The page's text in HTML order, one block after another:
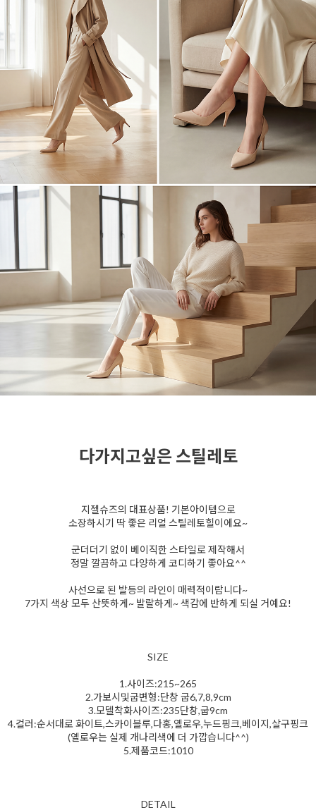
다가지고싶은 스틸레토
지젤슈즈의 대표상품! 기본아이템으로
소장하시기 딱 좋은 리얼 스틸레토힐이에요~
군더더기 없이 베이직한 스타일로 제작해서
정말 깔끔하고 다양하게 코디하기 좋아요^^
사선으로 된 발등의 라인이 매력적이랍니다~
7가지 색상 모두 산뜻하게~ 발랄하게~ 색감에 반하게 되실 거예요!
SIZE
1.사이즈:215~265
2.가보시및굽변형:단창 굽6,7,8,9cm
3.모델착화사이즈:235단창,굽9cm
4.컬러:순서대로 화이트,스카이블루,다홍,옐로우,누드핑크,베이지,살구핑크
(옐로우는 실제 개나리색에 더 가깝습니다^^)
5.제품코드:1010
DETAIL